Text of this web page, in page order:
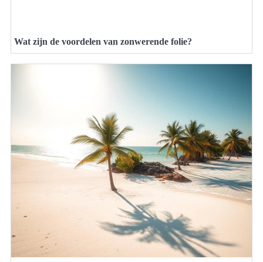
Wat zijn de voordelen van zonwerende folie?